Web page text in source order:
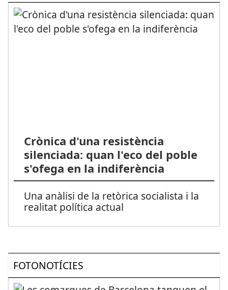
Crònica d'una resistència
silenciada: quan l'eco del poble
s'ofega en la indiferència
Una anàlisi de la retòrica socialista i la
realitat política actual
FOTONOTÍCIES